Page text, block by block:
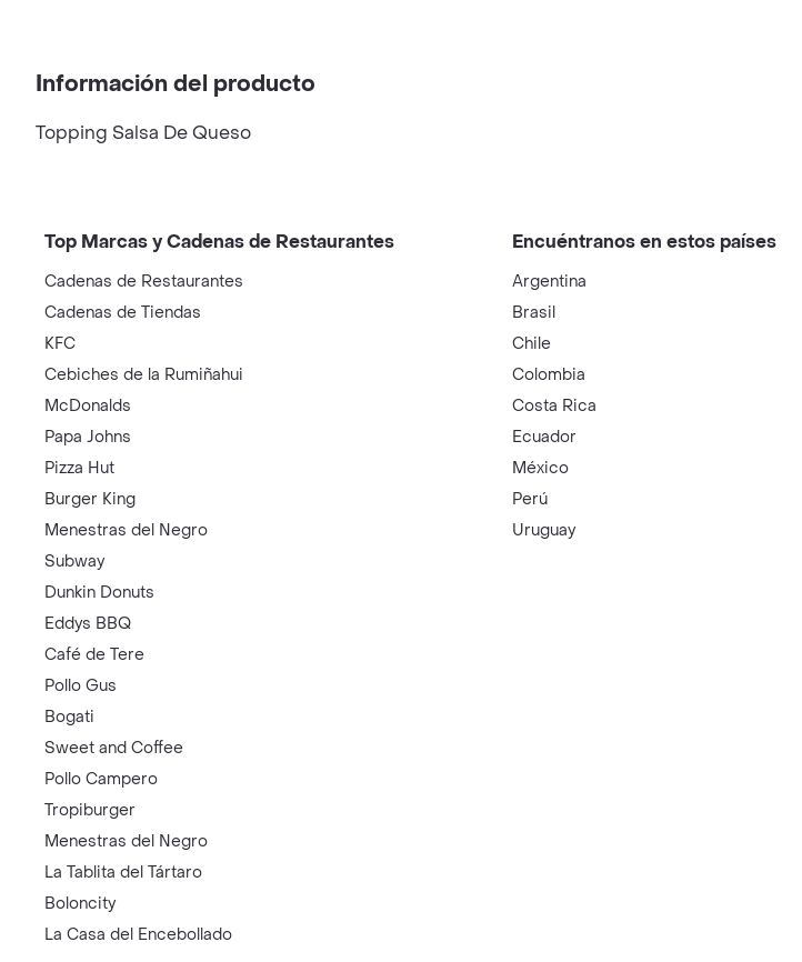
Información del producto
Topping Salsa De Queso
Top Marcas y Cadenas de Restaurantes
Cadenas de Restaurantes
Cadenas de Tiendas
KFC
Cebiches de la Rumiñahui
McDonalds
Papa Johns
Pizza Hut
Burger King
Menestras del Negro
Subway
Dunkin Donuts
Eddys BBQ
Café de Tere
Pollo Gus
Bogati
Sweet and Coffee
Pollo Campero
Tropiburger
Menestras del Negro
La Tablita del Tártaro
Boloncity
La Casa del Encebollado
Encuéntranos en estos países
Argentina
Brasil
Chile
Colombia
Costa Rica
Ecuador
México
Perú
Uruguay